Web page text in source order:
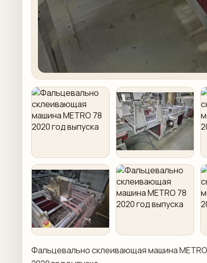
Фальцевально склеивающая машина